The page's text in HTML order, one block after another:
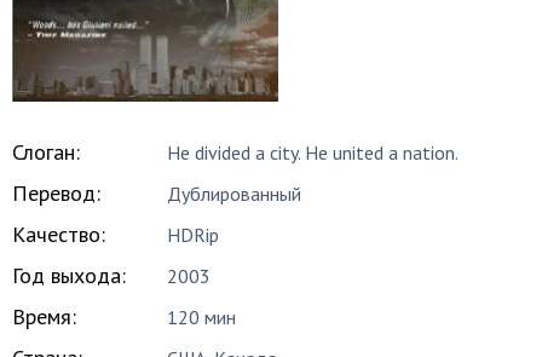
Слоган: He divided a city. He united a nation.
Перевод: Дублированный
Качество: HDRip
Год выхода: 2003
Время: 120 мин